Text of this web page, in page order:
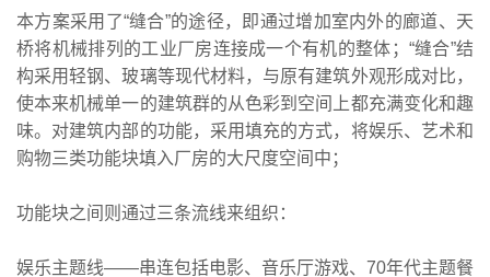
本方案采用了“缝合”的途径，即通过增加室内外的廊道、天
桥将机械排列的工业厂房连接成一个有机的整体；“缝合”结
构采用轻钢、玻璃等现代材料，与原有建筑外观形成对比，
使本来机械单一的建筑群的从色彩到空间上都充满变化和趣
味。对建筑内部的功能，采用填充的方式，将娱乐、艺术和
购物三类功能块填入厂房的大尺度空间中；
功能块之间则通过三条流线来组织：
娱乐主题线——串连包括电影、音乐厅游戏、70年代主题餐